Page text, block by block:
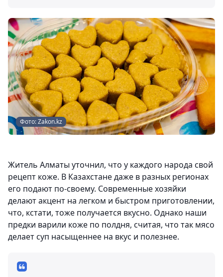
Фото: Zakon.kz
Житель Алматы уточнил, что у каждого народа свой
рецепт коже. В Казахстане даже в разных регионах
его подают по-своему. Современные хозяйки
делают акцент на легком и быстром приготовлении,
что, кстати, тоже получается вкусно. Однако наши
предки варили коже по полдня, считая, что так мясо
делает суп насыщеннее на вкус и полезнее.